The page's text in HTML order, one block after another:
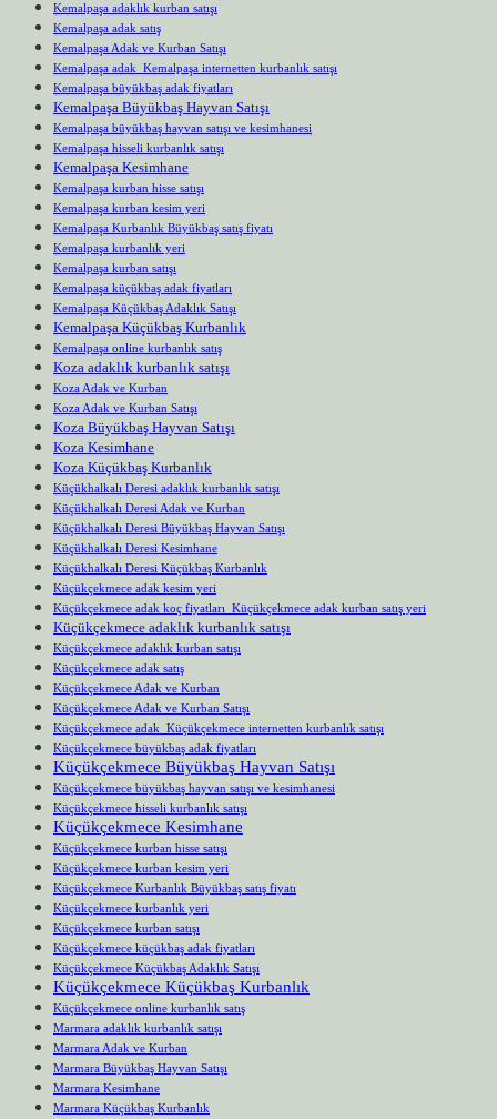
Kemalpaşa adaklık kurban satışı
Kemalpaşa adak satış
Kemalpaşa Adak ve Kurban Satışı
Kemalpaşa adak Kemalpaşa internetten kurbanlık satışı
Kemalpaşa büyükbaş adak fiyatları
Kemalpaşa Büyükbaş Hayvan Satışı
Kemalpaşa büyükbaş hayvan satışı ve kesimhanesi
Kemalpaşa hisseli kurbanlık satışı
Kemalpaşa Kesimhane
Kemalpaşa kurban hisse satışı
Kemalpaşa kurban kesim yeri
Kemalpaşa Kurbanlık Büyükbaş satış fiyatı
Kemalpaşa kurbanlık yeri
Kemalpaşa kurban satışı
Kemalpaşa küçükbaş adak fiyatları
Kemalpaşa Küçükbaş Adaklık Satışı
Kemalpaşa Küçükbaş Kurbanlık
Kemalpaşa online kurbanlık satış
Koza adaklık kurbanlık satışı
Koza Adak ve Kurban
Koza Adak ve Kurban Satışı
Koza Büyükbaş Hayvan Satışı
Koza Kesimhane
Koza Küçükbaş Kurbanlık
Küçükhalkalı Deresi adaklık kurbanlık satışı
Küçükhalkalı Deresi Adak ve Kurban
Küçükhalkalı Deresi Büyükbaş Hayvan Satışı
Küçükhalkalı Deresi Kesimhane
Küçükhalkalı Deresi Küçükbaş Kurbanlık
Küçükçekmece adak kesim yeri
Küçükçekmece adak koç fiyatları Küçükçekmece adak kurban satış yeri
Küçükçekmece adaklık kurbanlık satışı
Küçükçekmece adaklık kurban satışı
Küçükçekmece adak satış
Küçükçekmece Adak ve Kurban
Küçükçekmece Adak ve Kurban Satışı
Küçükçekmece adak Küçükçekmece internetten kurbanlık satışı
Küçükçekmece büyükbaş adak fiyatları
Küçükçekmece Büyükbaş Hayvan Satışı
Küçükçekmece büyükbaş hayvan satışı ve kesimhanesi
Küçükçekmece hisseli kurbanlık satışı
Küçükçekmece Kesimhane
Küçükçekmece kurban hisse satışı
Küçükçekmece kurban kesim yeri
Küçükçekmece Kurbanlık Büyükbaş satış fiyatı
Küçükçekmece kurbanlık yeri
Küçükçekmece kurban satışı
Küçükçekmece küçükbaş adak fiyatları
Küçükçekmece Küçükbaş Adaklık Satışı
Küçükçekmece Küçükbaş Kurbanlık
Küçükçekmece online kurbanlık satış
Marmara adaklık kurbanlık satışı
Marmara Adak ve Kurban
Marmara Büyükbaş Hayvan Satışı
Marmara Kesimhane
Marmara Küçükbaş Kurbanlık